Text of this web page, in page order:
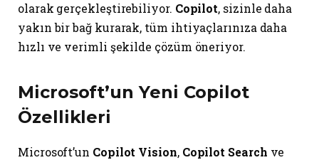
olarak gerçekleştirebiliyor. Copilot, sizinle daha
yakın bir bağ kurarak, tüm ihtiyaçlarınıza daha
hızlı ve verimli şekilde çözüm öneriyor.
Microsoft’un Yeni Copilot
Özellikleri
Microsoft’un Copilot Vision, Copilot Search ve